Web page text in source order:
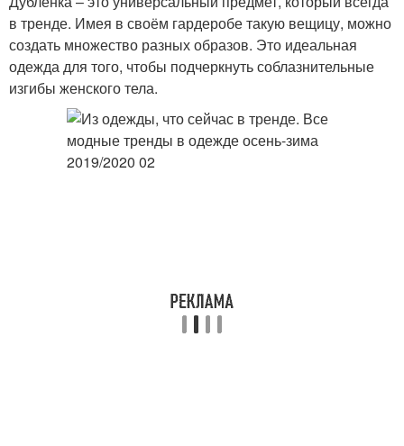
в тренде. Имея в своём гардеробе такую вещицу, можно
создать множество разных образов. Это идеальная
одежда для того, чтобы подчеркнуть соблазнительные
изгибы женского тела.